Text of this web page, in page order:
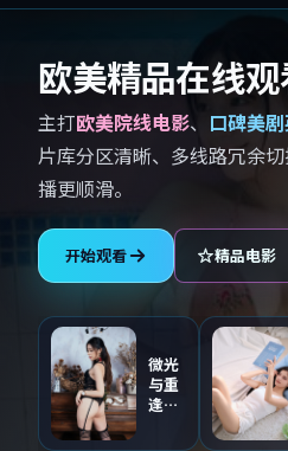
欧美精品在线
主打欧美院线电影、 口碑美
片库分区清晰、多线路冗余
播更顺滑。
开始观看 精品电影
微光
与重
逢